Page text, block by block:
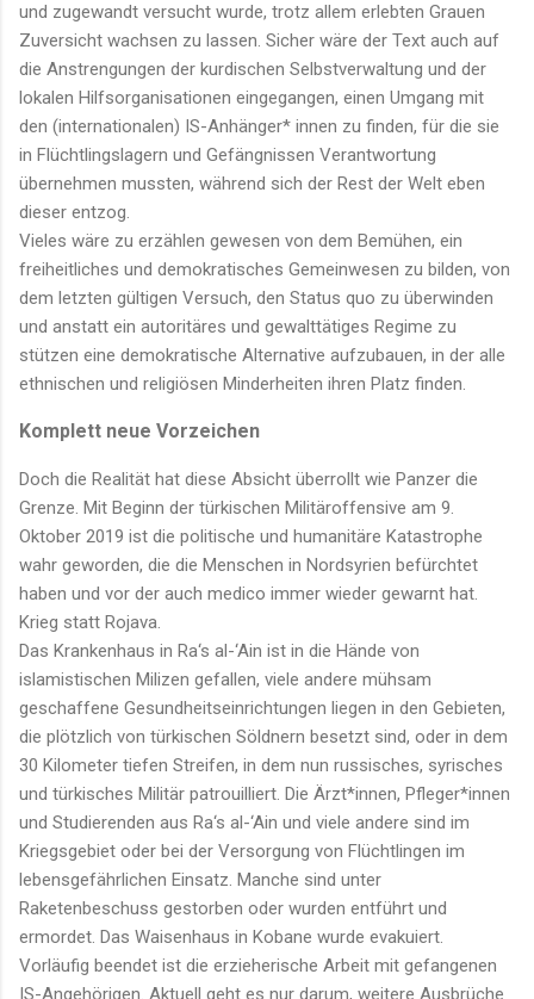
und zugewandt versucht wurde, trotz allem erlebten Grauen
Zuversicht wachsen zu lassen. Sicher wäre der Text auch auf
die Anstrengungen der kurdischen Selbstverwaltung und der
lokalen Hilfsorganisationen eingegangen, einen Umgang mit
den (internationalen) IS-Anhänger* innen zu finden, für die sie
in Flüchtlingslagern und Gefängnissen Verantwortung
übernehmen mussten, während sich der Rest der Welt eben
dieser entzog.
Vieles wäre zu erzählen gewesen von dem Bemühen, ein
freiheitliches und demokratisches Gemeinwesen zu bilden, von
dem letzten gültigen Versuch, den Status quo zu überwinden
und anstatt ein autoritäres und gewalttätiges Regime zu
stützen eine demokratische Alternative aufzubauen, in der alle
ethnischen und religiösen Minderheiten ihren Platz finden.
Komplett neue Vorzeichen
Doch die Realität hat diese Absicht überrollt wie Panzer die
Grenze. Mit Beginn der türkischen Militäroffensive am 9.
Oktober 2019 ist die politische und humanitäre Katastrophe
wahr geworden, die die Menschen in Nordsyrien befürchtet
haben und vor der auch medico immer wieder gewarnt hat.
Krieg statt Rojava.
Das Krankenhaus in Ra‘s al-‘Ain ist in die Hände von
islamistischen Milizen gefallen, viele andere mühsam
geschaffene Gesundheitseinrichtungen liegen in den Gebieten,
die plötzlich von türkischen Söldnern besetzt sind, oder in dem
30 Kilometer tiefen Streifen, in dem nun russisches, syrisches
und türkisches Militär patrouilliert. Die Ärzt*innen, Pfleger*innen
und Studierenden aus Ra‘s al-‘Ain und viele andere sind im
Kriegsgebiet oder bei der Versorgung von Flüchtlingen im
lebensgefährlichen Einsatz. Manche sind unter
Raketenbeschuss gestorben oder wurden entführt und
ermordet. Das Waisenhaus in Kobane wurde evakuiert.
Vorläufig beendet ist die erzieherische Arbeit mit gefangenen